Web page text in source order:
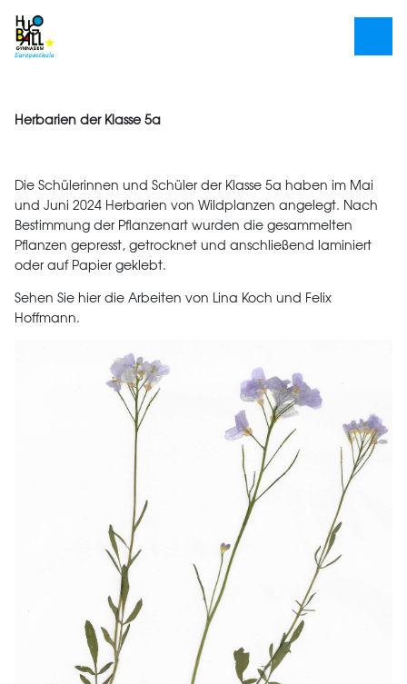
Herbarien der Klasse 5a
Die Schülerinnen und Schüler der Klasse 5a haben im Mai
und Juni 2024 Herbarien von Wildplanzen angelegt. Nach
Bestimmung der Pflanzenart wurden die gesammelten
Pflanzen gepresst, getrocknet und anschließend laminiert
oder auf Papier geklebt.
Sehen Sie hier die Arbeiten von Lina Koch und Felix
Hoffmann.